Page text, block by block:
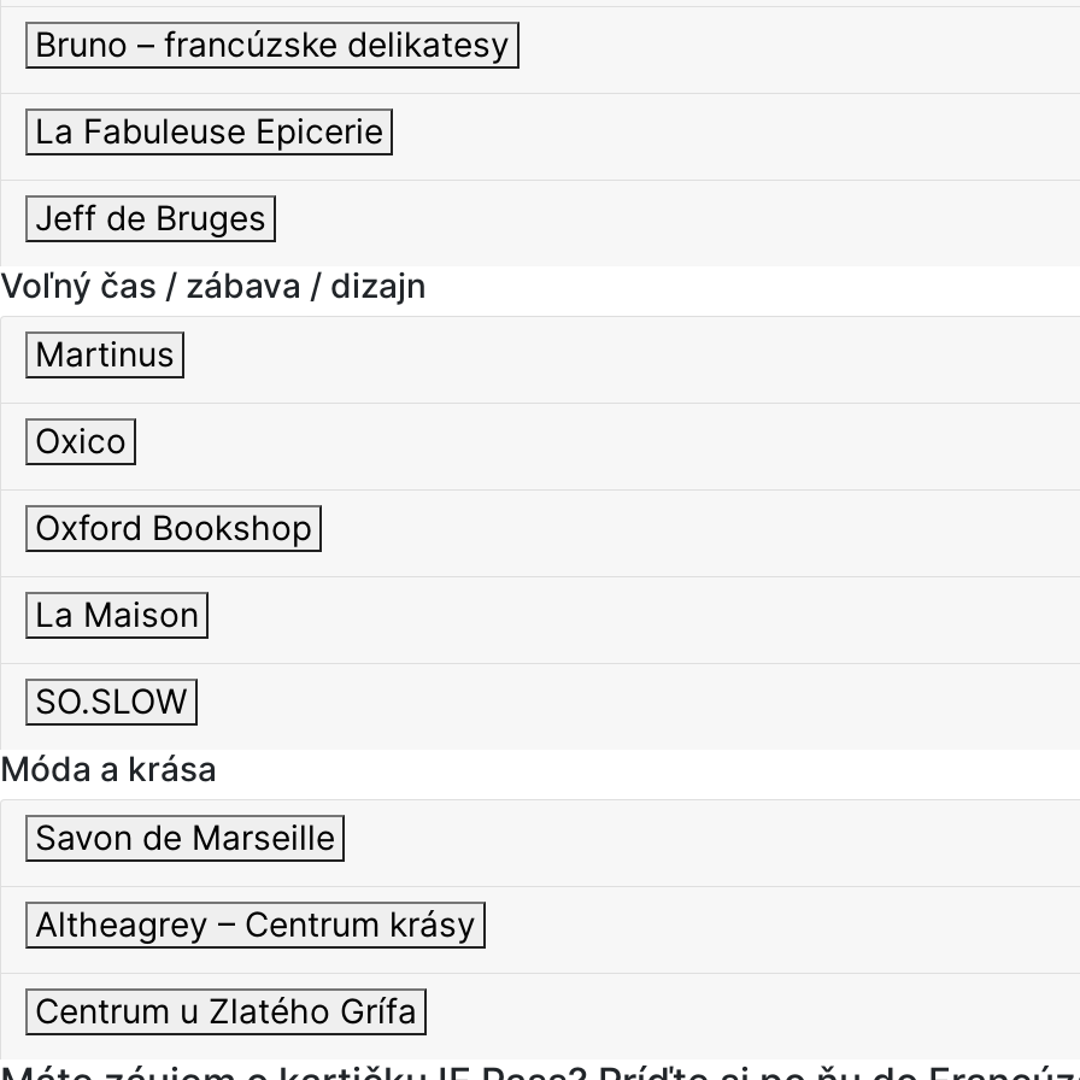
Bruno – francúzske delikatesy
La Fabuleuse Epicerie
Jeff de Bruges
Voľný čas / zábava / dizajn
Martinus
Oxico
Oxford Bookshop
La Maison
SO.SLOW
Móda a krása
Savon de Marseille
Altheagrey – Centrum krásy
Centrum u Zlatého Grífa